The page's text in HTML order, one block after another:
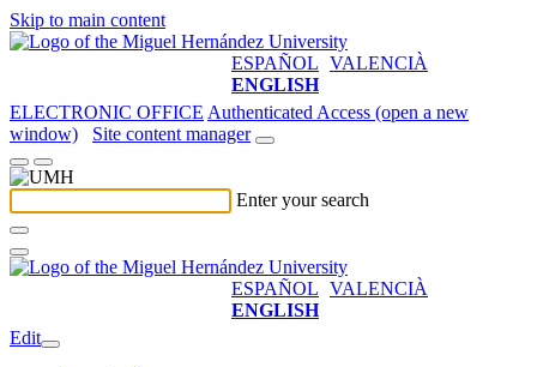
Skip to main content
ESPAÑOL VALENCIÀ
ENGLISH
ELECTRONIC OFFICE Authenticated Access (open a new
window)
Site content manager
Enter your search
ESPAÑOL VALENCIÀ
ENGLISH
Edit